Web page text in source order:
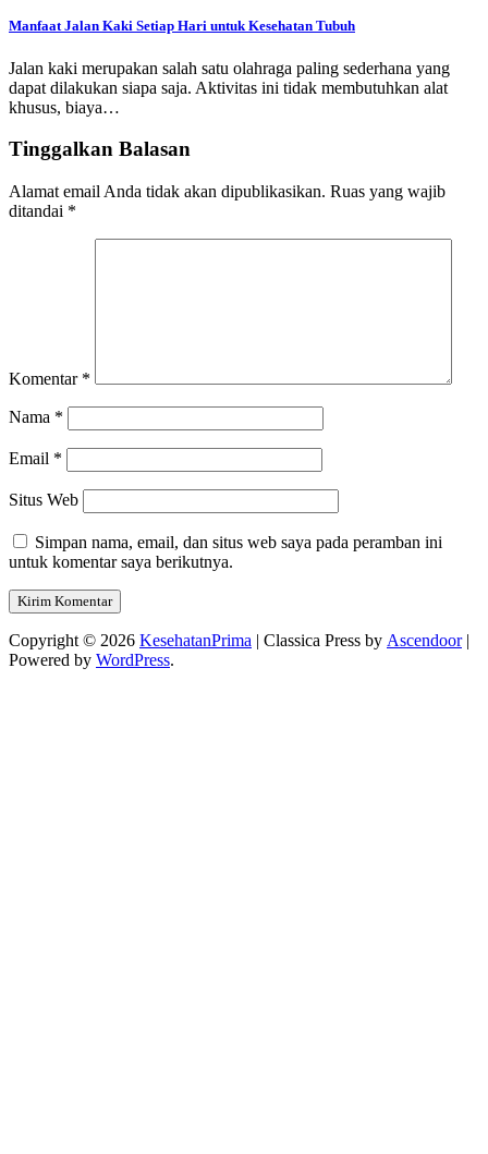
Manfaat Jalan Kaki Setiap Hari untuk Kesehatan Tubuh
Jalan kaki merupakan salah satu olahraga paling sederhana yang
dapat dilakukan siapa saja. Aktivitas ini tidak membutuhkan alat
khusus, biaya…
Tinggalkan Balasan
Alamat email Anda tidak akan dipublikasikan. Ruas yang wajib
ditandai *
Komentar *
Nama *
Email *
Situs Web
Simpan nama, email, dan situs web saya pada peramban ini
untuk komentar saya berikutnya.
Copyright © 2026 KesehatanPrima | Classica Press by Ascendoor|
Powered by WordPress.